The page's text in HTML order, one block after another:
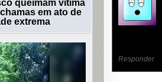
Responder
queimam vítima
em ato de
extrema